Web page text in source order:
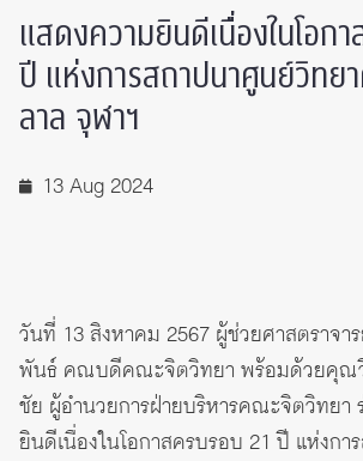
แสดงความยินดีเนื่องในโอก
ปี แห่งการสถาปนาศูนย์วิทย
ลาล จุฬาฯ
13 Aug 2024
วันที่ 13 สิงหาคม 2567 ผู้ช่วยศาสตราจา
พันธ์ คณบดีคณะจิตวิทยา พร้อมด้วยคุณ
ชัย ผู้อำนวยการฝ่ายบริหารคณะจิตวิทยา
ยินดีเนื่องในโอกาสครบรอบ 21 ปี แห่งกา